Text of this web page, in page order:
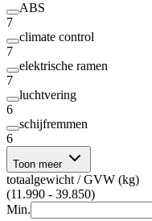
ABS
7
climate control
7
elektrische ramen
7
luchtvering
6
schijfremmen
6
Toon meer
totaalgewicht / GVW (kg)
(11.990 - 39.850)
Min.